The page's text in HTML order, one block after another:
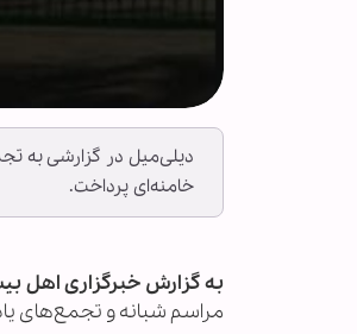
دیلی‌میل در گزارشی به
خامنه‌ای پرداخت.
به گزارش خبرگزاری اهل
مراسم شبانه و تجمع‌های